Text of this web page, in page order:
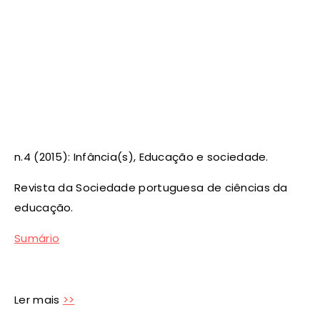
n.4 (2015): Infância(s), Educação e sociedade.
Revista da Sociedade portuguesa de ciências da
educação.
Sumário
Ler mais >>